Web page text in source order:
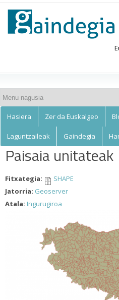
main
content
Euskalgeo
Hasiera Zer da Euskalgeo
Laguntzaileak Gaindegia
Paisaia unitateak
Fitxategia:
SHAPE
Jatorria: Geoserver
Atala: Ingurugiroa